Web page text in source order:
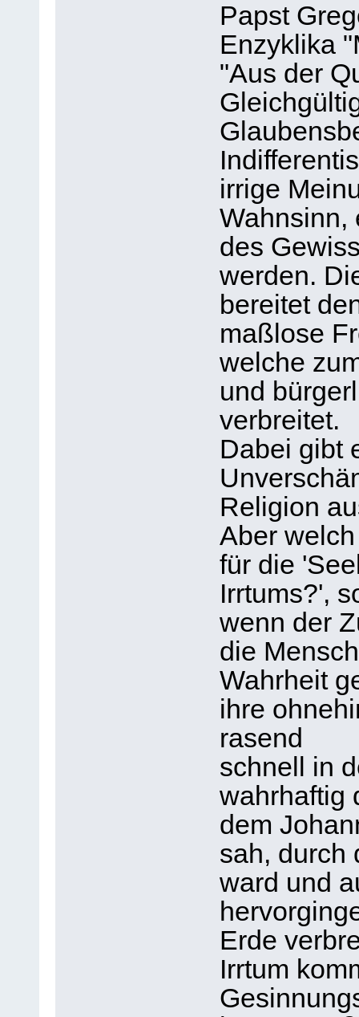
Papst
Enzyklika
"Aus der
irrige
Wahnsinn,
des
werden.
bereitet
maßlose
welche
und
verbreitet.
Dabei gibt
Religion
Aber
für die
Irrtums?',
wenn der
die
Wahrheit
ihre
rasend
schnell in
wahrhaftig
dem
sah, durch
ward und
Erde
Irrtum